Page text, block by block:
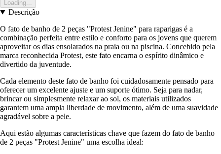
Loading...
Descrição
O fato de banho de 2 peças "Protest Jenine" para raparigas é a
combinação perfeita entre estilo e conforto para os jovens que querem
aproveitar os dias ensolarados na praia ou na piscina. Concebido pela
marca reconhecida Protest, este fato encarna o espírito dinâmico e
divertido da juventude.
Cada elemento deste fato de banho foi cuidadosamente pensado para
oferecer um excelente ajuste e um suporte ótimo. Seja para nadar,
brincar ou simplesmente relaxar ao sol, os materiais utilizados
garantem uma ampla liberdade de movimento, além de uma suavidade
agradável sobre a pele.
Aqui estão algumas características chave que fazem do fato de banho
de 2 peças "Protest Jenine" uma escolha ideal: